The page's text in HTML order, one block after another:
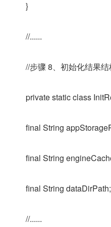
}
//......
//步骤 8、初始化结果结
private static class
final String
final String
final String dataDirPath;
//......